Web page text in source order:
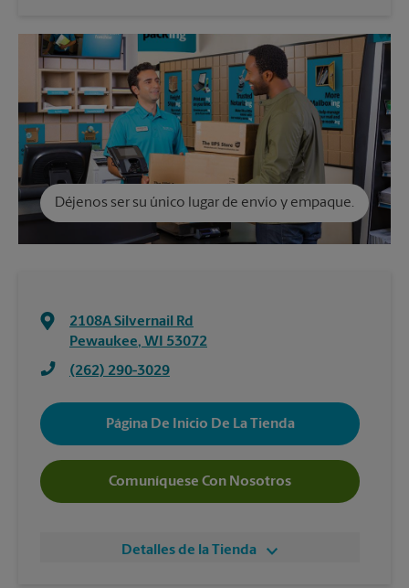
Déjenos ser su único lugar de envío y empaque.
2108A Silvernail Rd
Pewaukee, WI 53072
(262) 290-3029
Página De Inicio De La Tienda
Comuníquese Con Nosotros
Detalles de la Tienda